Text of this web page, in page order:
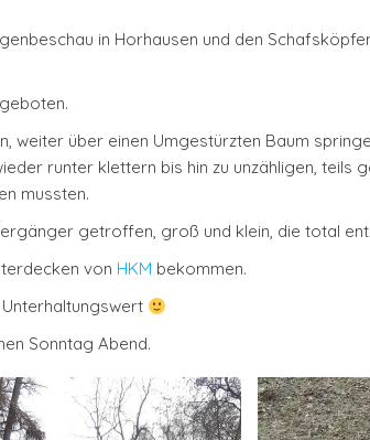
in Horhausen und den
weiter über einen Umgestürzten Baum
runter klettern bis hin zu unzähligen, teils
mussten.
getroffen, groß und klein, die total
von HKM bekommen.
Sonntag Abend.